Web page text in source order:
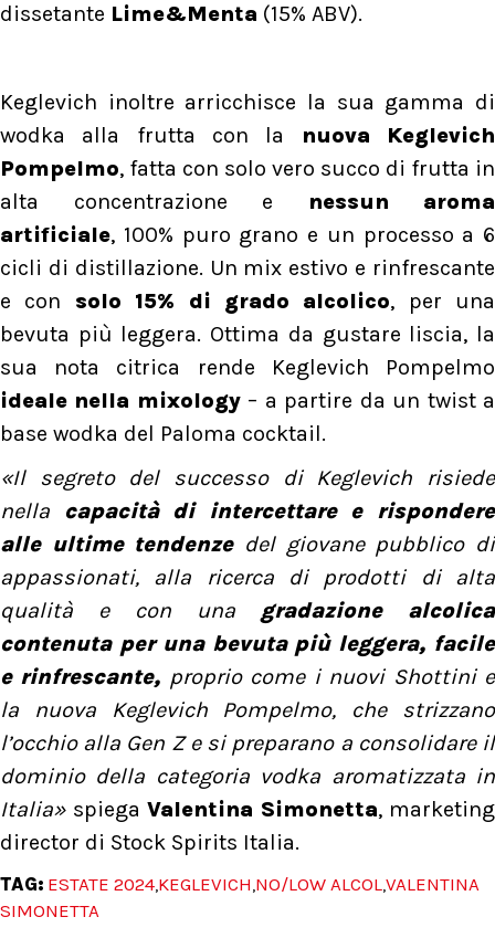
dissetante Lime&Menta (15% ABV).
Keglevich inoltre arricchisce la sua gamma di
wodka alla frutta con la
nuova Keglevich
Pompelmo, fatta con solo vero succo di frutta in
alta concentrazione e
nessun aroma
artificiale, 100% puro grano e un processo a 6
cicli di distillazione. Un mix estivo e rinfrescante
e con solo 15% di grado alcolico, per una
bevuta più leggera. Ottima da gustare liscia, la
sua nota citrica rende Keglevich Pompelmo
ideale nella mixology– a partire da un twist a
base wodka del Paloma cocktail.
«Il segreto del successo di Keglevich risiede
nella
capacità di intercettare e rispondere
alle ultime tendenzedel giovane pubblico di
appassionati, alla ricerca di prodotti di alta
qualità e con una gradazione alcolica
contenuta per una bevuta più leggera, facile
e rinfrescante, proprio come i nuovi Shottini e
la nuova Keglevich Pompelmo, che strizzano
l’occhio alla Gen Z e si preparano a consolidare il
dominio della categoria vodka aromatizzata in
Italia»spiega Valentina Simonetta, marketing
director di Stock Spirits Italia.
TAG: ESTATE 2024,KEGLEVICH,NO/LOW ALCOL,VALENTINA
SIMONETTA